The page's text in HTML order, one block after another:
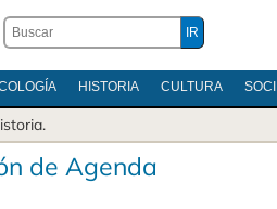
HISTORIA CULTURA
.
de Agenda